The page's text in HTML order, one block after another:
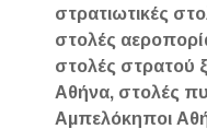
στρατιωτικές
στολές
στολές στρατού
Αθήνα, στολές
Αμπελόκηποι